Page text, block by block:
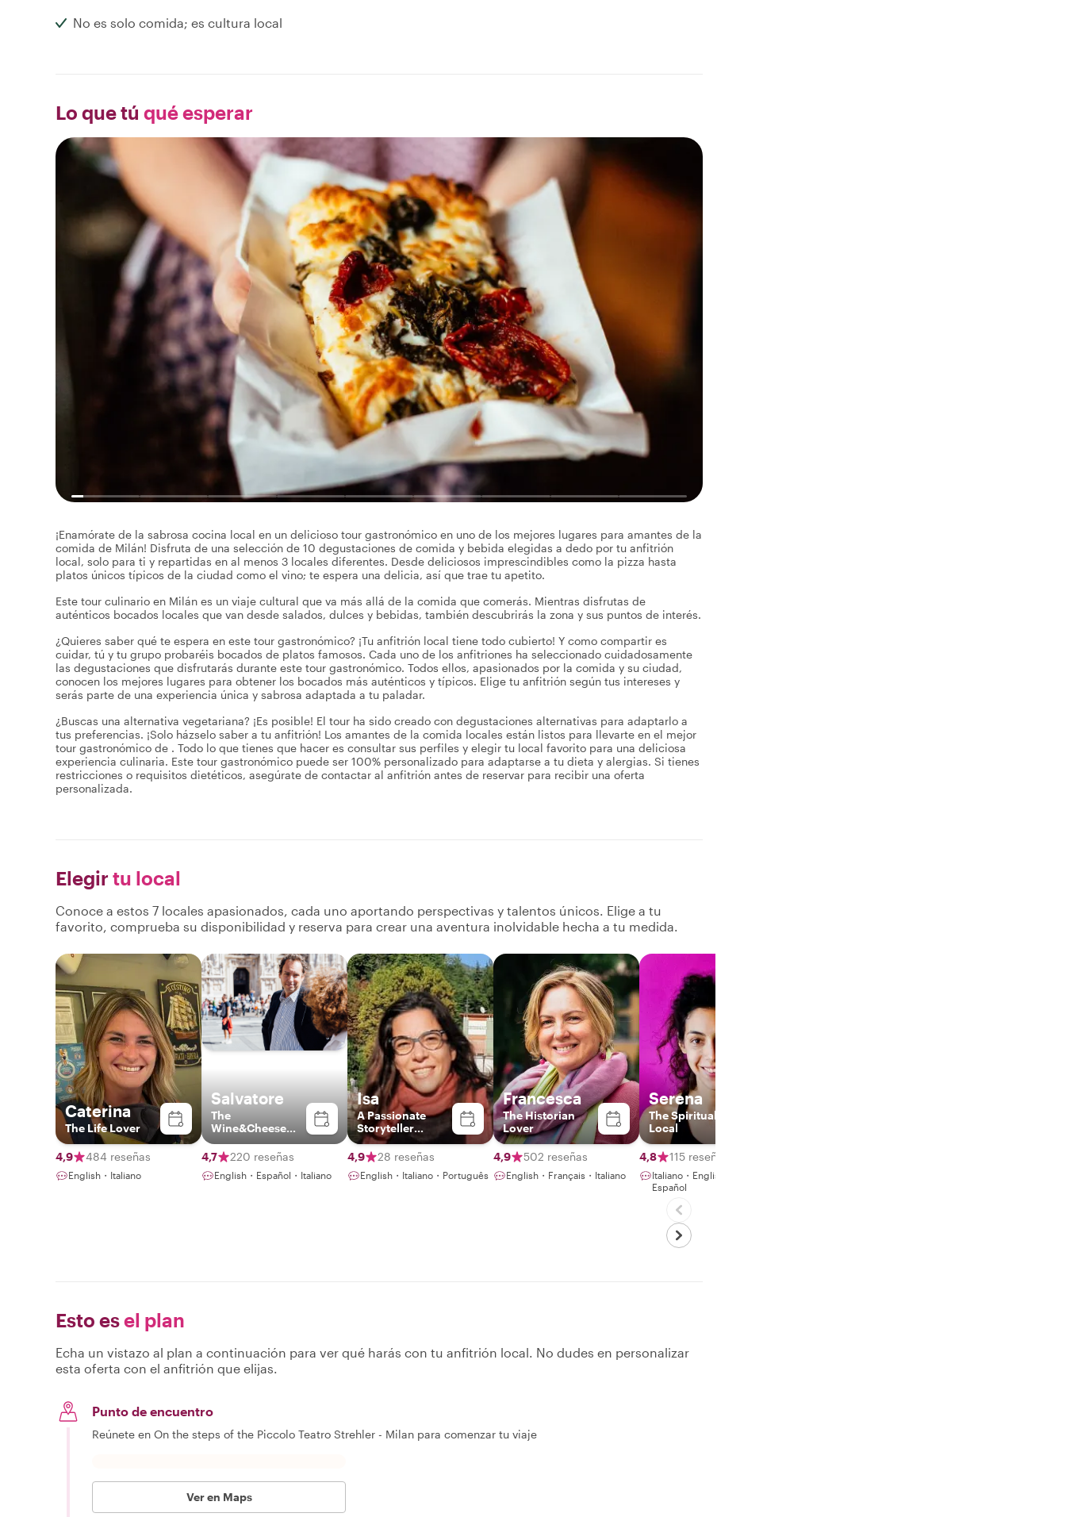
No es solo comida; es cultura local
Lo que tú qué esperar
¡Enamórate de la sabrosa cocina local en un delicioso tour gastronómico en uno de los mejores lugares para amantes de la
comida de Milán! Disfruta de una selección de 10 degustaciones de comida y bebida elegidas a dedo por tu anfitrión
local, solo para ti y repartidas en al menos 3 locales diferentes. Desde deliciosos imprescindibles como la pizza hasta
platos únicos típicos de la ciudad como el vino; te espera una delicia, así que trae tu apetito.
Este tour culinario en Milán es un viaje cultural que va más allá de la comida que comerás. Mientras disfrutas de
auténticos bocados locales que van desde salados, dulces y bebidas, también descubrirás la zona y sus puntos de interés.
¿Quieres saber qué te espera en este tour gastronómico? ¡Tu anfitrión local tiene todo cubierto! Y como compartir es
cuidar, tú y tu grupo probaréis bocados de platos famosos. Cada uno de los anfitriones ha seleccionado cuidadosamente
las degustaciones que disfrutarás durante este tour gastronómico. Todos ellos, apasionados por la comida y su ciudad,
conocen los mejores lugares para obtener los bocados más auténticos y típicos. Elige tu anfitrión según tus intereses y
serás parte de una experiencia única y sabrosa adaptada a tu paladar.
¿Buscas una alternativa vegetariana? ¡Es posible! El tour ha sido creado con degustaciones alternativas para adaptarlo a
tus preferencias. ¡Solo házselo saber a tu anfitrión! Los amantes de la comida locales están listos para llevarte en el mejor
tour gastronómico de . Todo lo que tienes que hacer es consultar sus perfiles y elegir tu local favorito para una deliciosa
experiencia culinaria. Este tour gastronómico puede ser 100% personalizado para adaptarse a tu dieta y alergias. Si tienes
restricciones o requisitos dietéticos, asegúrate de contactar al anfitrión antes de reservar para recibir una oferta
personalizada.
Elegir tu local
Conoce a estos 7 locales apasionados, cada uno aportando perspectivas y talentos únicos. Elige a tu
favorito, comprueba su disponibilidad y reserva para crear una aventura inolvidable hecha a tu medida.
Caterina
The Life Lover
4,9 484 reseñas
English・Italiano
Salvatore
The
Wine&Cheese
Expert
4,7
220 reseñas
English・Español・Italiano
Isa
A Passionate
Storyteller
Blending Art,
History, and
Meaningful
Connection
4,9 28 reseñas
English・Italiano・Português
Francesca
The Historian
Lover
4,9 502 reseñas
English・Français・Italiano
Serena
The Spiritual
Local
4,8 115 reseñas
Italiano・English・Deutsch・
Español
Esto esel plan
Echa un vistazo al plan a continuación para ver qué harás con tu anfitrión local. No dudes en personalizar
esta oferta con el anfitrión que elijas.
Punto de encuentro
Reúnete en On the steps of the Piccolo Teatro Strehler - Milan para comenzar tu viaje
Ver en Maps